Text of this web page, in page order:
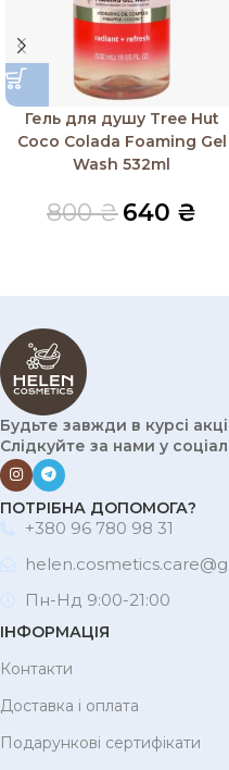
Гель для душу Tree Hut
Coco Colada Foaming Gel
Wash 532ml
800₴640 ₴
Будьте завжди в курсі
Слідкуйте за нами у
ПОТРІБНА ДОПОМОГА?
+380 96 780 98 31
Пн-Нд 9:00-21:00
ІНФОРМАЦІЯ
Контакти
Доставка і оплата
Подарункові сертифікати